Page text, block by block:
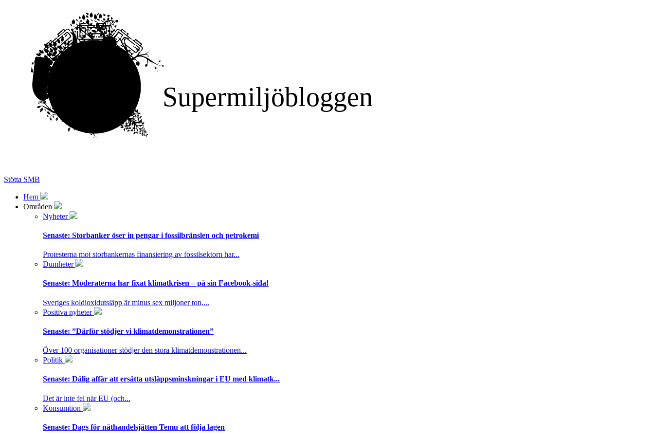
Supermiljöbloggen
Stötta SMB
Hem
Områden
Nyheter
Senaste: Storbanker öser in pengar i fossilbränslen och petrokemi
Protesterna mot storbankernas finansiering av fossilsektorn har...
Dumheter
Senaste: Moderaterna har fixat klimatkrisen – på sin Facebook-sida!
Sveriges koldioxidutsläpp är minus sex miljoner ton,...
Positiva nyheter
Senaste: ”Därför stödjer vi klimatdemonstrationen”
Över 100 organisationer stödjer den stora klimatdemonstrationen...
Politik
Senaste: Dålig affär att ersätta utsläppsminskningar i EU med klimatk...
Det är inte fel när EU (och...
Konsumtion
Senaste: Dags för näthandelsjätten Temu att följa lagen